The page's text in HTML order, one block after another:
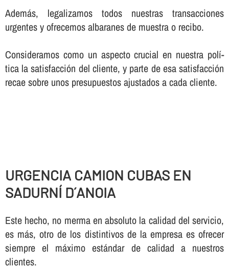
Además, legalizamos todos nuestras transacciones
urgentes y ofrecemos albaranes de muestra o recibo.
Consideramos como un aspecto crucial en nuestra polí­
tica la satisfacción del cliente, y parte de esa satisfacción
recae sobre unos presupuestos ajustados a cada cliente.
URGENCIA CAMION CUBAS EN
SADURNÍ D´ANOIA
Este hecho, no merma en absoluto la calidad del servicio,
es más, otro de los distintivos de la empresa es ofrecer
siempre el máximo estándar de calidad a nuestros
clientes.